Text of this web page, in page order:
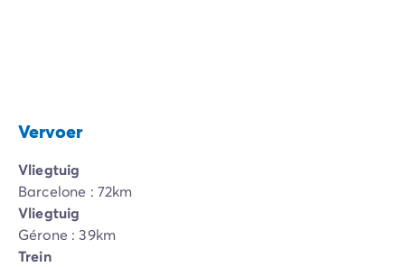
Vervoer
Vliegtuig
Barcelone : 72km
Vliegtuig
Gérone : 39km
Trein